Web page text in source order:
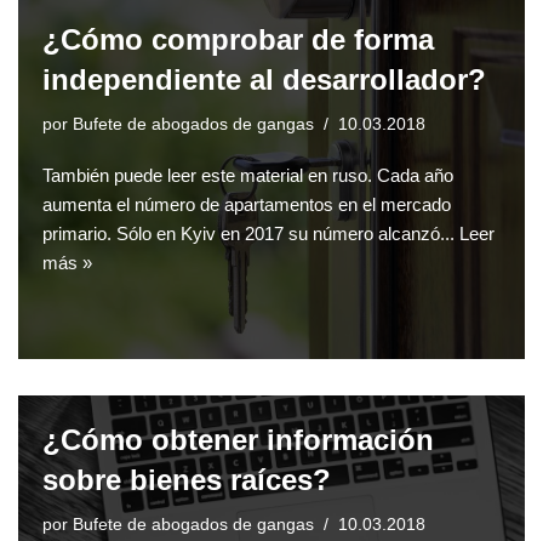
¿Cómo comprobar de forma
independiente al desarrollador?
por Bufete de abogados de gangas 10.03.2018
También puede leer este material en ruso. Cada año
aumenta el número de apartamentos en el mercado
primario. Sólo en Kyiv en 2017 su número alcanzó... Leer
más »
¿Cómo obtener información
sobre bienes raíces?
por Bufete de abogados de gangas 10.03.2018